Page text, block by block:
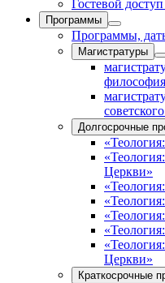
Гостевой
Программы
Программы,
Магистратуры
Долгосрочные
Церкви»
Церкви»
Краткосрочные